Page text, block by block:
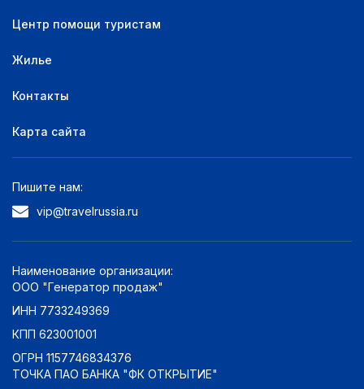
Центр помощи туристам
Жилье
Контакты
Карта сайта
Пишите нам:
vip@travelrussia.ru
Наименование организации:
ООО "Генератор продаж"
ИНН 7733249369
КПП 623001001
ОГРН 1157746834376
ТОЧКА ПАО БАНКА "ФК ОТКРЫТИЕ"